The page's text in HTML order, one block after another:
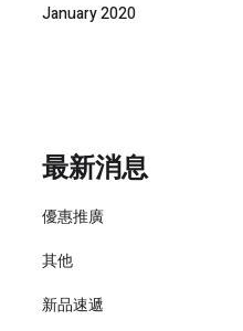
January 2020
最新消息
優惠推廣
其他
新品速遞